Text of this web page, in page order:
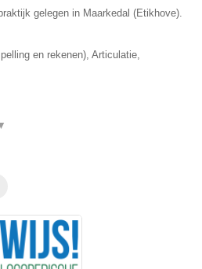
gelegen in Maarkedal (Etikhove).
en rekenen), Articulatie,